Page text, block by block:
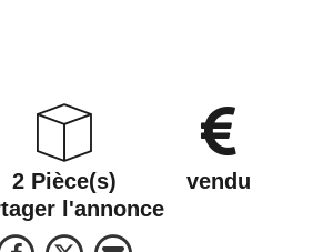
2 Pièce(s)
vendu
l'annonce